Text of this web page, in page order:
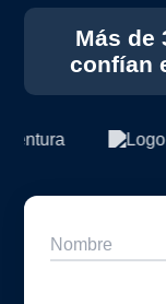
Más de
confían
Nombre